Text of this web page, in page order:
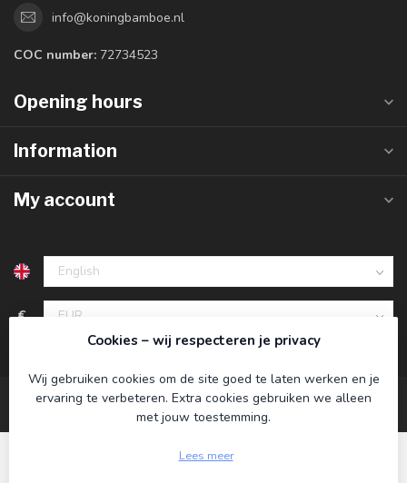
info@koningbamboe.nl
COC number: 72734523
Opening hours
Information
My account
€
Cookies – wij respecteren je privacy
Wij gebruiken cookies om de site goed te laten werken en je
ervaring te verbeteren. Extra cookies gebruiken we alleen
met jouw toestemming.
Lees meer